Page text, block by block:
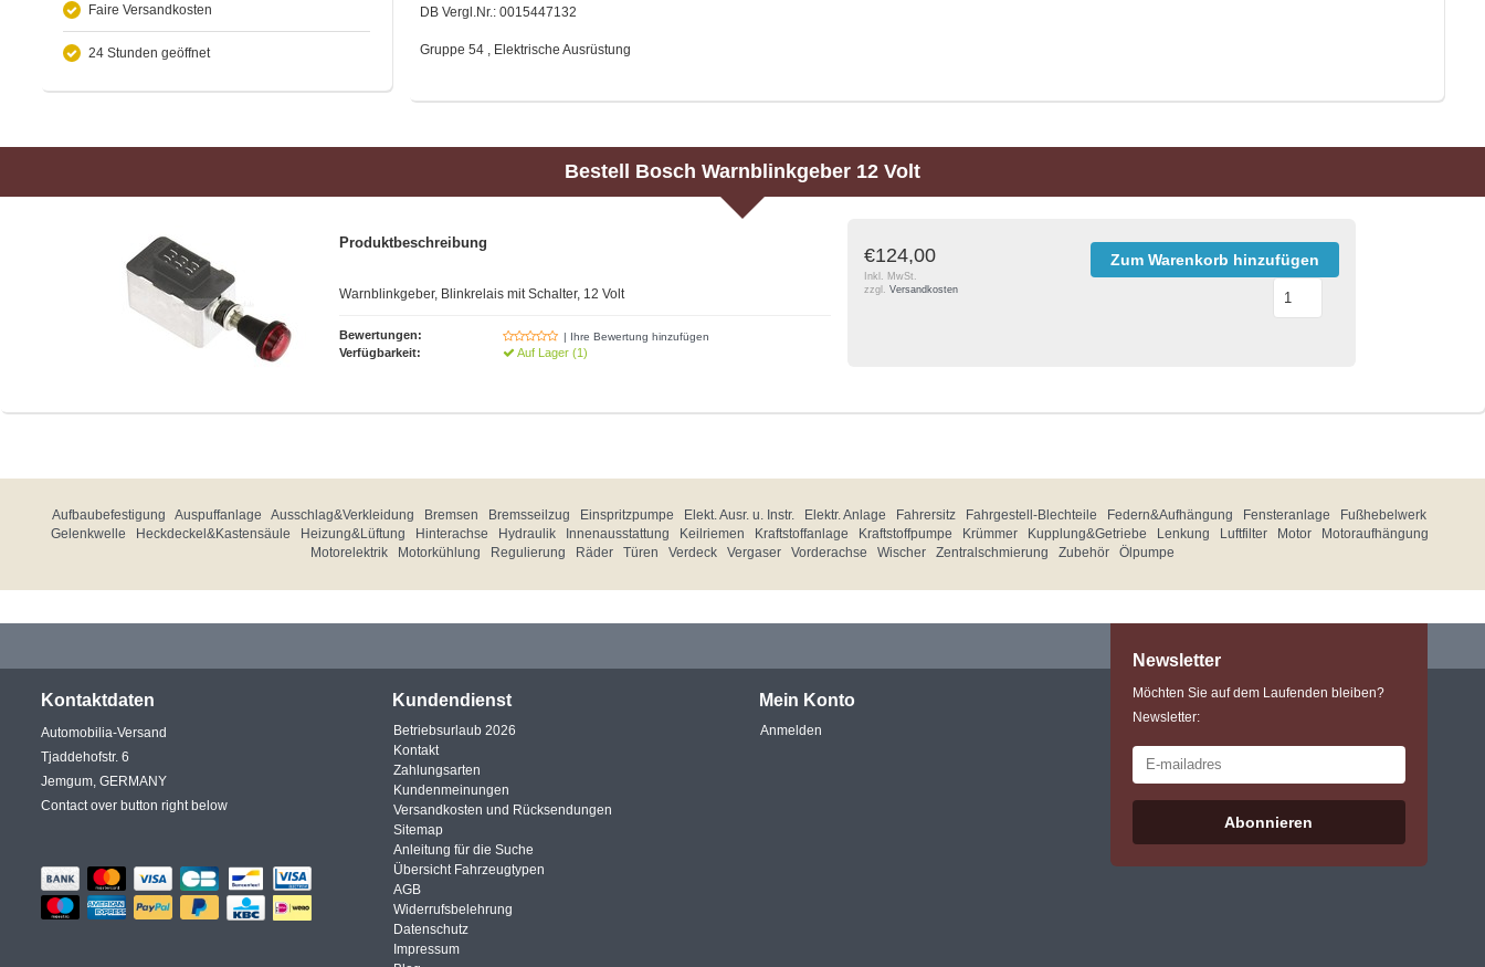
Faire Versandkosten
24 Stunden geöffnet
DB Vergl.Nr.: 0015447132
Gruppe 54 , Elektrische Ausrüstung
Bestell Bosch Warnblinkgeber 12 Volt
Produktbeschreibung
Warnblinkgeber, Blinkrelais mit Schalter, 12 Volt
Bewertungen: | Ihre Bewertung hinzufügen
Verfügbarkeit: Auf Lager (1)
€124,00
Inkl. MwSt.
zzgl. Versandkosten
Zum Warenkorb hinzufügen
Aufbaubefestigung Auspuffanlage Ausschlag&Verkleidung Bremsen Bremsseilzug Einspritzpumpe Elekt. Ausr. u. Instr. Elektr. Anlage Fahrersitz Fahrgestell-Blechteile Federn&Aufhängung Fensteranlage
Fußhebelwerk
Gelenkwelle
Heckdeckel&Kastensäule Heizung&Lüftung Hinterachse Hydraulik Innenausstattung Keilriemen Kraftstoffanlage Kraftstoffpumpe Krümmer Kupplung&Getriebe Lenkung Luftfilter Motor
Motoraufhängung
Motorelektrik
Motorkühlung Regulierung Räder Türen Verdeck Vergaser Vorderachse Wischer Zentralschmierung Zubehör Ölpumpe
Kontaktdaten
Automobilia-Versand
Tjaddehofstr. 6
Jemgum, GERMANY
Contact over button right below
Kundendienst
Betriebsurlaub 2026
Kontakt
Zahlungsarten
Kundenmeinungen
Versandkosten und Rücksendungen
Sitemap
Anleitung für die Suche
Übersicht Fahrzeugtypen
AGB
Widerrufsbelehrung
Datenschutz
Impressum
Mein Konto
Anmelden
Newsletter
Möchten Sie auf dem Laufenden bleiben?
Newsletter:
Abonnieren